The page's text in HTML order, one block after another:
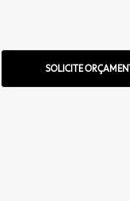
SOLICITE